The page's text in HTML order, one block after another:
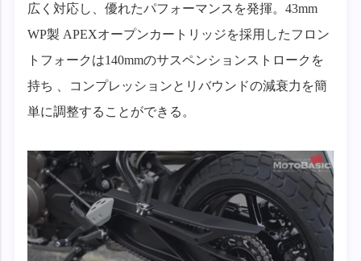
広く対応し、優れたパフォーマンスを発揮。43mm
WP製 APEXオープンカートリッジを採用したフロン
トフォークは140mmのサスペンションストロークを
持ち 、コンプレッションとリバウンドの減衰力を簡
単に調整することができる。